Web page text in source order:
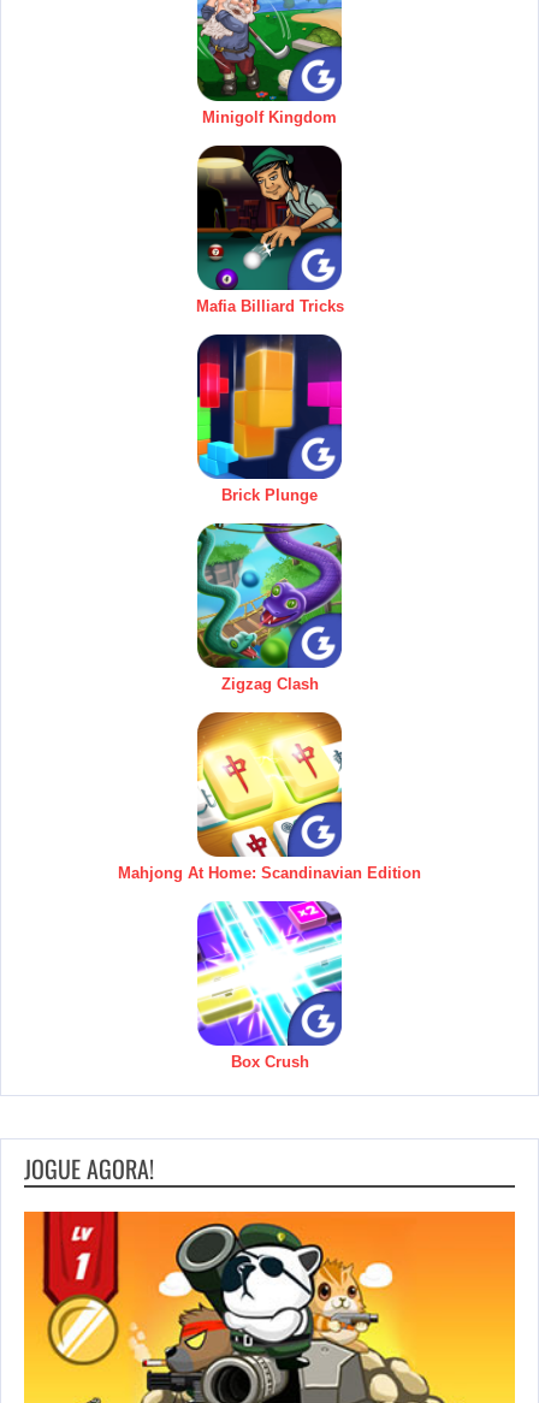
Minigolf Kingdom
Mafia Billiard Tricks
Brick Plunge
Zigzag Clash
Mahjong At Home: Scandinavian Edition
Box Crush
JOGUE AGORA!